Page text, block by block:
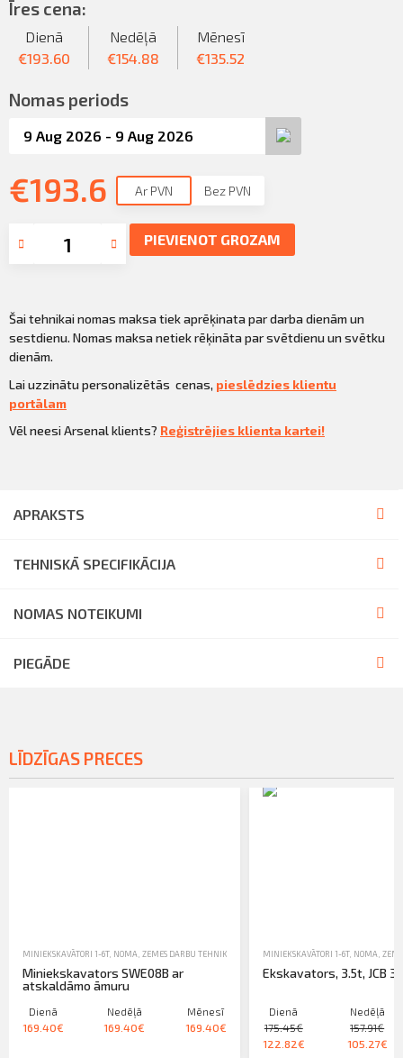
KLIENTU PORTĀLS
KĻŪT PAR KLIENTU
Iziet
Īres cena:
Dienā
€193.60
Nedēļā
€154.88
Mēnesī
€135.52
Nomas periods
€193.6 Ar PVN Bez PVN
PIEVIENOT GROZAM
Šai tehnikai nomas maksa tiek aprēķinata par darba dienām un
sestdienu. Nomas maksa netiek rēķināta par svētdienu un svētku
dienām.
Lai uzzinātu personalizētās cenas, pieslēdzies klientu
portālam
Vēl neesi Arsenal klients? Reģistrējies klienta kartei!
APRAKSTS
TEHNISKĀ SPECIFIKĀCIJA
NOMAS NOTEIKUMI
PIEGĀDE
LĪDZĪGAS PRECES
MINIEKSKAVĀTORI 1-6T, NOMA ZEMES DARBU TEHNIKA-EKSKAVATORI, IEKRĀVĒJI, TRAKTORI
Miniekskavators SWE08B ar
atskaldāmo āmuru
Dienā
169.40€
Nedēļā
169.40€
Mēnesī
169.40€
MINIEKSKAVĀTORI 1-6T, NOMA
Ekskavators, 3.5t, JCB
Dienā
175.45€
122.82€
Nedēļā
157.91€
105.27€